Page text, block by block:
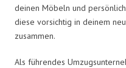
deinen Möbeln und
diese vorsichtig in deinem
zusammen.
Als führendes